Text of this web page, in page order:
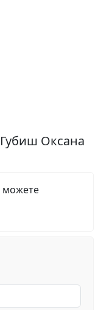
Оксана
можете